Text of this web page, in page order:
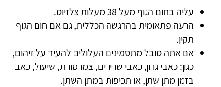
עליה בחום הגוף מעל 38 מעלות צלזיוס.
הרעה פתאומית בהרגשה הכללית, גם אם חום הגוף
תקין.
אם אתה סובל מתסמינים העלולים להעיד על זיהום,
כגון: כאבי גרון, כאבי שרירים, צמרמורת, שיעול, כאב
בזמן מתן שתן, או תכיפות במתן השתן.